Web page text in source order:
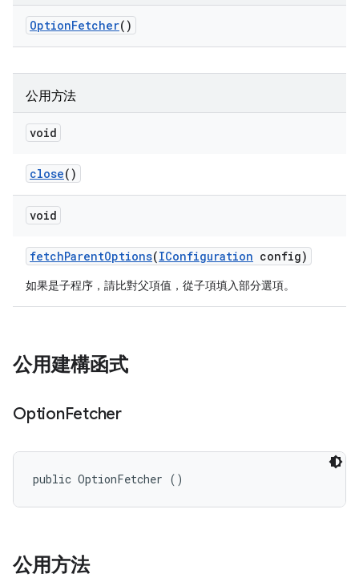
OptionFetcher()
公用方法
void
close()
void
fetchParentOptions(IConfiguration config)
如果是子程序，請比對父項值，從子項填入部分選項。
公用建構函式
OptionFetcher
public OptionFetcher ()
公用方法